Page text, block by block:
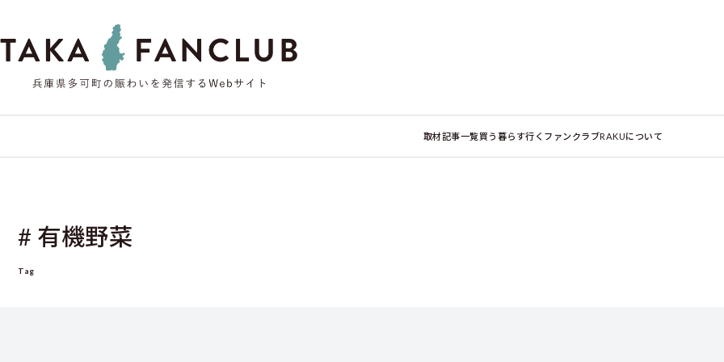
取材記事一覧買う 暮らす行く ファンクラブRAKUについて
# 有機野菜
Tag